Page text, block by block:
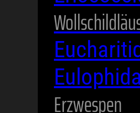
Erzwespen